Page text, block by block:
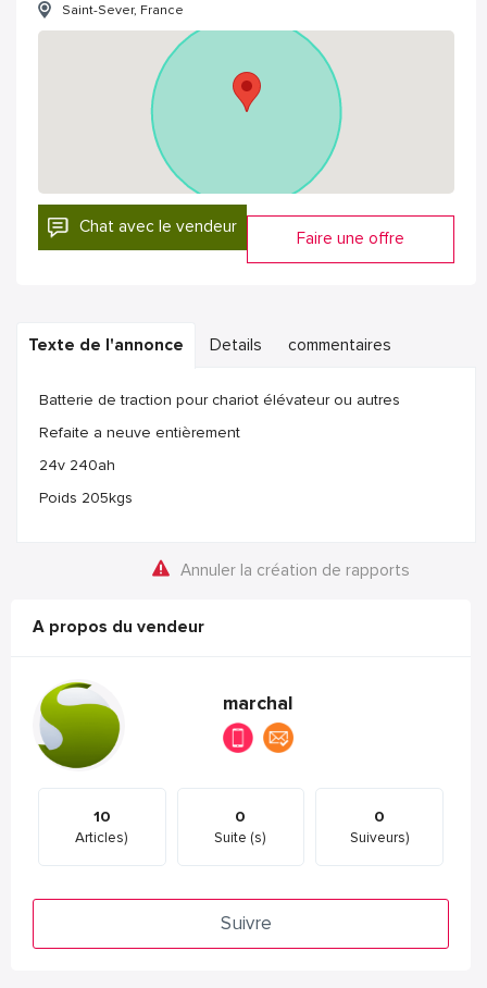
Saint-Sever, France
Chat avec le vendeur
Faire une offre
Texte de l'annonce Details commentaires
Batterie de traction pour chariot élévateur ou autres
Refaite a neuve entièrement
24v 240ah
Poids 205kgs
Annuler la création de rapports
A propos du vendeur
marchal
10
Articles)
0
Suite (s)
0
Suiveurs)
Suivre